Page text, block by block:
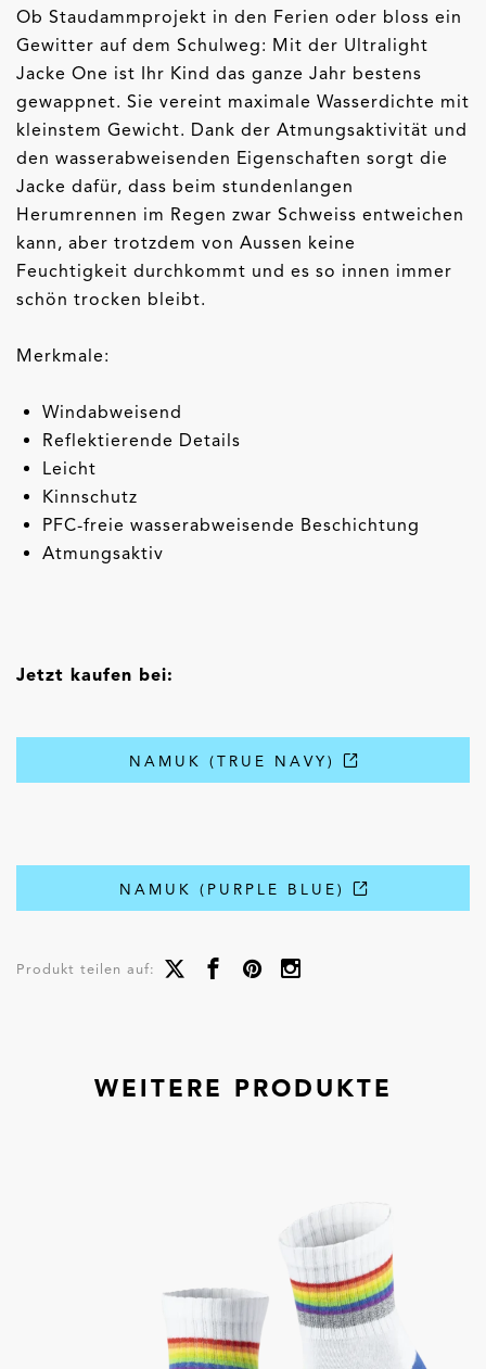
Ob Staudammprojekt in den Ferien oder bloss ein
Gewitter auf dem Schulweg: Mit der Ultralight
Jacke One ist Ihr Kind das ganze Jahr bestens
gewappnet. Sie vereint maximale Wasserdichte mit
kleinstem Gewicht. Dank der Atmungsaktivität und
den wasserabweisenden Eigenschaften sorgt die
Jacke dafür, dass beim stundenlangen
Herumrennen im Regen zwar Schweiss entweichen
kann, aber trotzdem von Aussen keine
Feuchtigkeit durchkommt und es so innen immer
schön trocken bleibt.
Merkmale:
Windabweisend
Reflektierende Details
Leicht
Kinnschutz
PFC-freie wasserabweisende Beschichtung
Atmungsaktiv
Jetzt kaufen bei:
NAMUK (TRUE NAVY)
NAMUK (PURPLE BLUE)
Produkt teilen auf:
WEITERE PRODUKTE